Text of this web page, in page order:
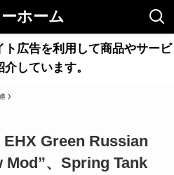
ホーム
広告を利用して商品やサービ
しています。
Green Russian
Mod”、Spring Tank